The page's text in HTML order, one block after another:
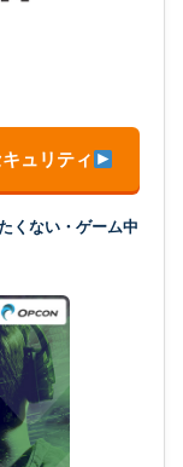
ュリティ
くない・ゲーム中